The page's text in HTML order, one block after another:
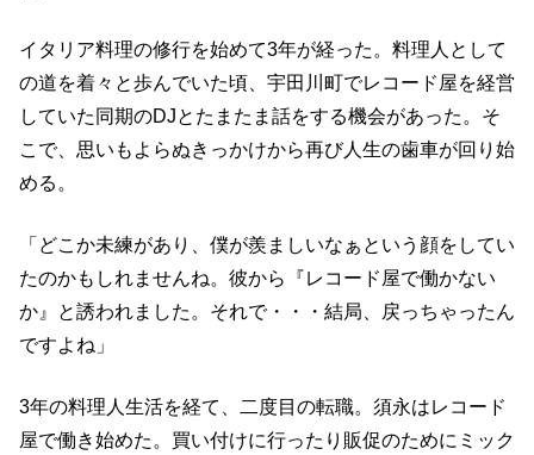
イタリア料理の修行を始めて3年が経った。料理人として
の道を着々と歩んでいた頃、宇田川町でレコード屋を経営
していた同期のDJとたまたま話をする機会があった。そ
こで、思いもよらぬきっかけから再び人生の歯車が回り始
める。
「どこか未練があり、僕が羨ましいなぁという顔をしてい
たのかもしれませんね。彼から『レコード屋で働かない
か』と誘われました。それで・・・結局、戻っちゃったん
ですよね」
3年の料理人生活を経て、二度目の転職。須永はレコード
屋で働き始めた。買い付けに行ったり販促のためにミック